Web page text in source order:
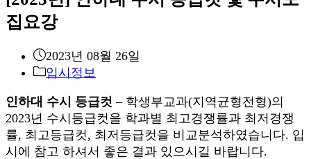
집요강
Post
published:
2023년 08월 26일
Post입시정보
인하대 수시 등급컷 – 학생부교과(지역균형전형)의
2023년 수시등급컷을 학과별 최고경쟁률과 최저경쟁
률, 최고등급컷, 최저등급컷을 비교분석하였습니다. 입
시에 참고 하셔서 좋은 결과 있으시길 바랍니다.